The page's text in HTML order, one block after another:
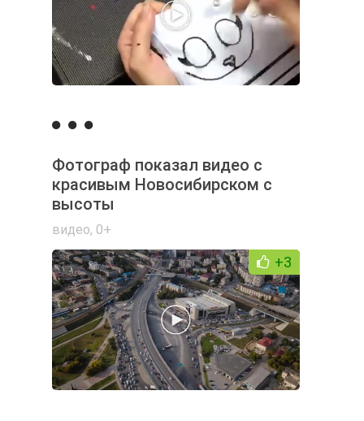
Фотограф показал видео с
красивым Новосибирском с
высоты
видео, 0+
+3